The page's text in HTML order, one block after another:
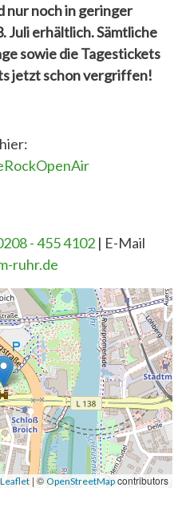
nur noch in geringer
Juli erhältlich. Sämtliche
sowie die Tagestickets
jetzt schon vergriffen!
- 455 4102 | E-Mail
ruhr.de
| © OpenStreetMap contributors